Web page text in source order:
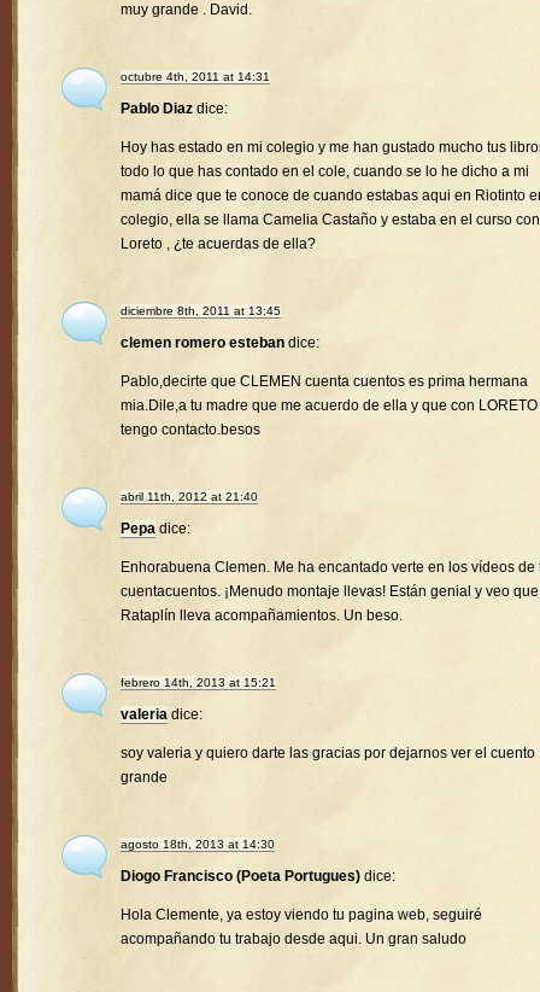
muy grande . David.
octubre 4th, 2011 at 14:31
Pablo Diaz dice:
Hoy has estado en mi colegio y me han gustado mucho tus
todo lo que has contado en el cole, cuando se lo he dicho a mi
mamá dice que te conoce de cuando estabas aqui en Riotinto
colegio, ella se llama Camelia Castaño y estaba en el curso con
Loreto , ¿te acuerdas de ella?
diciembre 8th, 2011 at 13:45
clemen romero esteban dice:
Pablo,decirte que CLEMEN cuenta cuentos es prima hermana
mia.Dile,a tu madre que me acuerdo de ella y que con LORETO
tengo contacto.besos
abril 11th, 2012 at 21:40
Pepa dice:
Enhorabuena Clemen. Me ha encantado verte en los vídeos de
cuentacuentos. ¡Menudo montaje llevas! Están genial y veo que
Rataplín lleva acompañamientos. Un beso.
febrero 14th, 2013 at 15:21
valeria dice:
soy valeria y quiero darte las gracias por dejarnos ver el cuento
grande
agosto 18th, 2013 at 14:30
Diogo Francisco (Poeta Portugues) dice:
Hola Clemente, ya estoy viendo tu pagina web, seguiré
acompañando tu trabajo desde aqui. Un gran saludo